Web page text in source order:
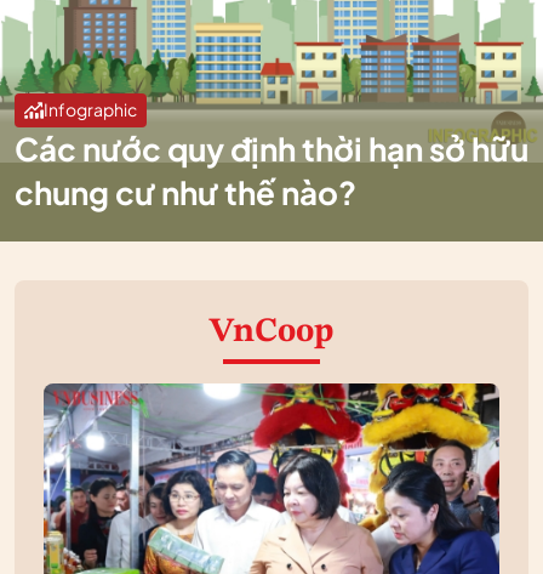
Infographic
Các nước quy định thời hạn sở hữu
chung cư như thế nào?
VnCoop